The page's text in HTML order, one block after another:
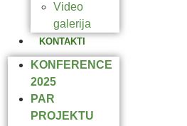
Video
galerija
KONTAKTI
KONFERENCE
2025
PAR
PROJEKTU